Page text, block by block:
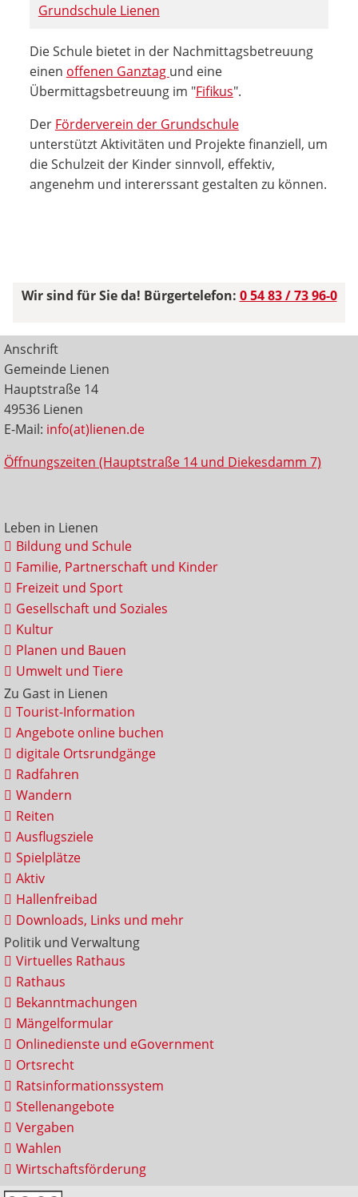
Grundschule Lienen
Die Schule bietet in der Nachmittagsbetreuung
einen offenen Ganztag und eine
Übermittagsbetreuung im "Fifikus".
Der Förderverein der Grundschule
unterstützt Aktivitäten und Projekte finanziell, um
die Schulzeit der Kinder sinnvoll, effektiv,
angenehm und intererssant gestalten zu können.
Wir sind für Sie da! Bürgertelefon: 0 54 83 / 73 96-0
Anschrift
Gemeinde Lienen
Hauptstraße 14
49536 Lienen
E-Mail: info(at)lienen.de
Öffnungszeiten (Hauptstraße 14 und Diekesdamm 7)
Leben in Lienen
Bildung und Schule
Familie, Partnerschaft und Kinder
Freizeit und Sport
Gesellschaft und Soziales
Kultur
Planen und Bauen
Umwelt und Tiere
Zu Gast in Lienen
Tourist-Information
Angebote online buchen
digitale Ortsrundgänge
Radfahren
Wandern
Reiten
Ausflugsziele
Spielplätze
Aktiv
Hallenfreibad
Downloads, Links und mehr
Politik und Verwaltung
Virtuelles Rathaus
Rathaus
Bekanntmachungen
Mängelformular
Onlinedienste und eGovernment
Ortsrecht
Ratsinformationssystem
Stellenangebote
Vergaben
Wahlen
Wirtschaftsförderung